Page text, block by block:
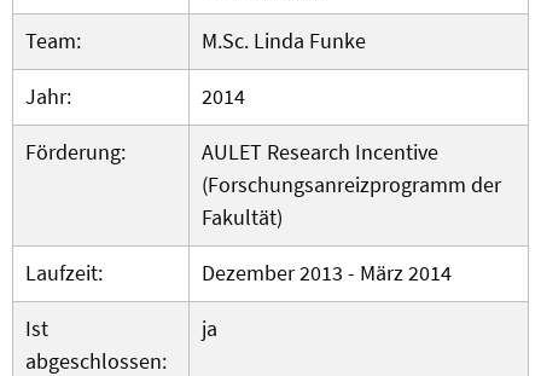
Team:
M.Sc. Linda Funke
Jahr:
2014
Förderung:
AULET Research Incentive
(Forschungsanreizprogramm der
Fakultät)
Laufzeit:
Dezember 2013 - März 2014
Ist
abgeschlossen:
ja